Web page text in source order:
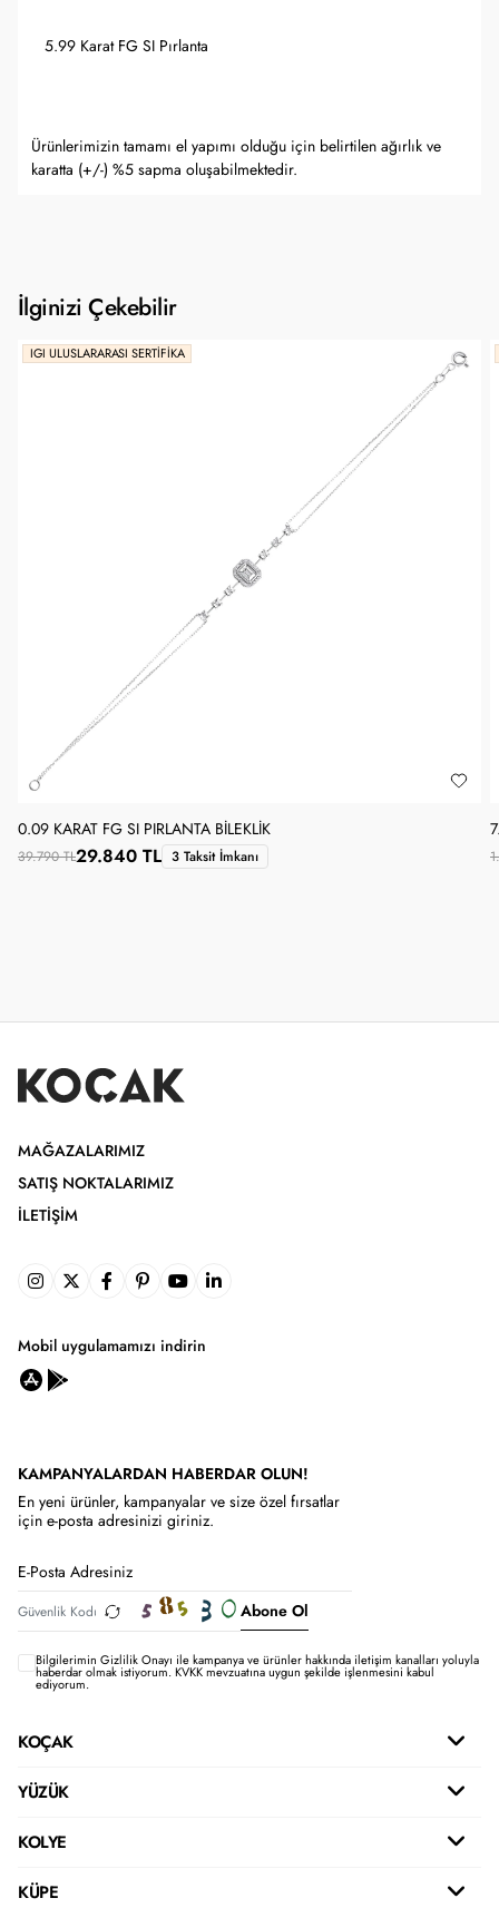
5.99 Karat FG SI Pırlanta
Ürünlerimizin tamamı el yapımı olduğu için belirtilen ağırlık ve
karatta (+/-) %5 sapma oluşabilmektedir.
İlginizi Çekebilir
IGI ULUSLARARASI SERTIFIKA
0.09 KARAT FG SI PIRLANTA BILEKLIK
39.790 TL29.840 TL 3 Taksit İmkanı
MAĞAZALARIMIZ
SATIŞ NOKTALARIMIZ
İLETIŞIM
Mobil uygulamamızı indirin
KAMPANYALARDAN HABERDAR OLUN!
En yeni ürünler, kampanyalar ve size özel fırsatlar
için e-posta adresinizi giriniz.
Abone Ol
Bilgilerimin Gizlilik Onayı ile kampanya ve ürünler hakkında iletişim kanalları yoluyla
haberdar olmak istiyorum.KVKK mevzuatına uygun şekilde işlenmesini kabul
ediyorum.
KOÇAK
YÜZÜK
KOLYE
KÜPE